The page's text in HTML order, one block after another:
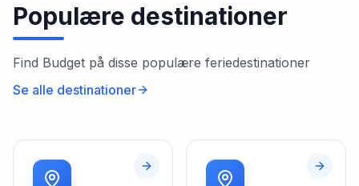
Populære destinationer
Find Budget på disse populære feriedestinationer
Se alle destinationer